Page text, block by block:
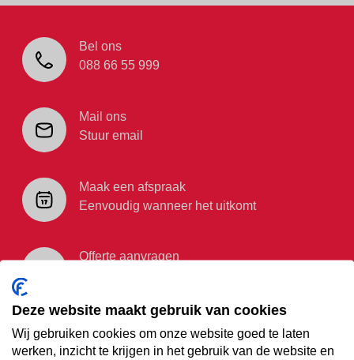
Bel ons
088 66 55 999
Mail ons
Stuur email
Maak een afspraak
Eenvoudig wanneer het uitkomt
Offerte aanvragen
€35,- korting op je
Deze website maakt gebruik van cookies
Wij gebruiken cookies om onze website goed te laten
werken, inzicht te krijgen in het gebruik van de website en